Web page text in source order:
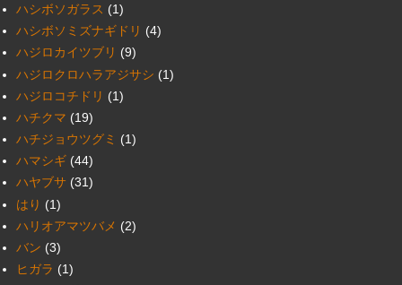
ハシボソガラス (1)
ハシボソミズナギドリ (4)
ハジロカイツブリ (9)
ハジロクロハラアジサシ (1)
ハジロコチドリ (1)
ハチクマ (19)
ハチジョウツグミ (1)
ハマシギ (44)
ハヤブサ (31)
はり (1)
ハリオアマツバメ (2)
バン (3)
ヒガラ (1)